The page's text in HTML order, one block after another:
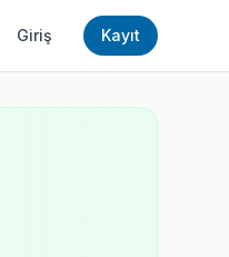
Giriş Kayıt